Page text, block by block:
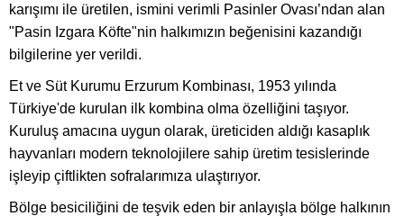
karışımı ile üretilen, ismini verimli Pasinler Ovası’ndan alan
"Pasin Izgara Köfte"nin halkımızın beğenisini kazandığı
bilgilerine yer verildi.
Et ve Süt Kurumu Erzurum Kombinası, 1953 yılında
Türkiye'de kurulan ilk kombina olma özelliğini taşıyor.
Kuruluş amacına uygun olarak, üreticiden aldığı kasaplık
hayvanları modern teknolojilere sahip üretim tesislerinde
işleyip çiftlikten sofralarımıza ulaştırıyor.
Bölge besiciliğini de teşvik eden bir anlayışla bölge halkının